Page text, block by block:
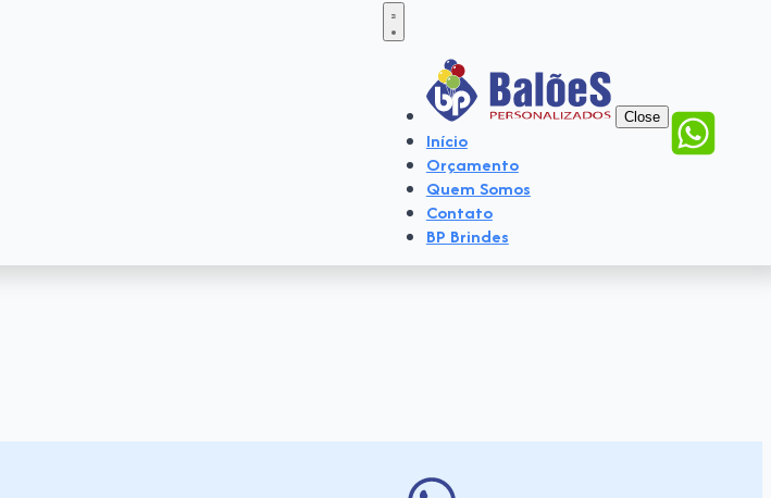
Close
Início
Orçamento
Quem Somos
Contato
BP Brindes